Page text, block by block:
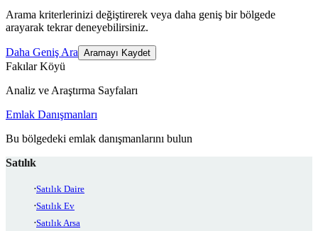
Arama kriterlerinizi değiştirerek veya daha geniş bir bölgede
arayarak tekrar deneyebilirsiniz.
Daha Geniş Ara Aramayı Kaydet
Fakılar Köyü
Analiz ve Araştırma Sayfaları
Emlak Danışmanları
Bu bölgedeki emlak danışmanlarını bulun
Satılık
Satılık Daire
Satılık Ev
Satılık Arsa